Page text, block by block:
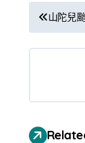
文
章
山陀兒